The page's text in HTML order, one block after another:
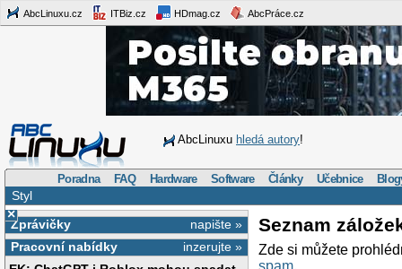
AbcLinuxu.cz ITBiz.cz HDmag.cz AbcPráce.cz
AbcLinuxu hledá autory!
Poradna FAQ Hardware Software Články Učebnice
Styl
×
napište »
Zprávičky
inzerujte »
Pracovní nabídky
Seznam
Zde si můžete
spam.